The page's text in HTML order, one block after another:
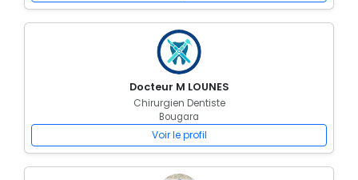
Docteur M LOUNES
Chirurgien Dentiste
Bougara
Voir le profil